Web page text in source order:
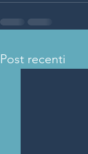
Post recenti